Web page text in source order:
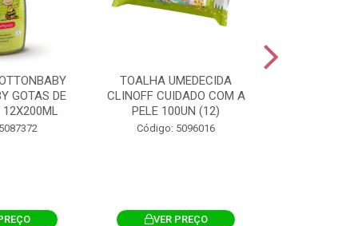
GOTAS DE
TOALHA UMEDECIDA
CLINOFF CUIDADO COM A
PELE 100UN (12)
Código: 5096016
VER PREÇO